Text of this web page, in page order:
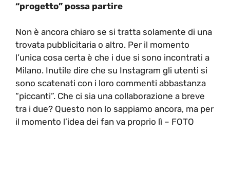
“progetto” possa partire
Non è ancora chiaro se si tratta solamente di una
trovata pubblicitaria o altro. Per il momento
l’unica cosa certa è che i due si sono incontrati a
Milano. Inutile dire che su Instagram gli utenti si
sono scatenati con i loro commenti abbastanza
“piccanti”. Che ci sia una collaborazione a breve
tra i due? Questo non lo sappiamo ancora, ma per
il momento l’idea dei fan va proprio lì – FOTO